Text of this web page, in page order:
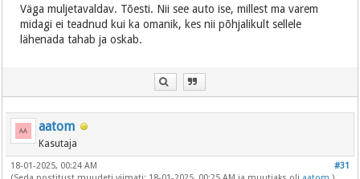
Väga muljetavaldav. Tõesti. Nii see auto ise, millest ma varem
midagi ei teadnud kui ka omanik, kes nii põhjalikult sellele
lähenada tahab ja oskab.
aatom
Kasutaja
#31
18-01-2025, 00:24 AM